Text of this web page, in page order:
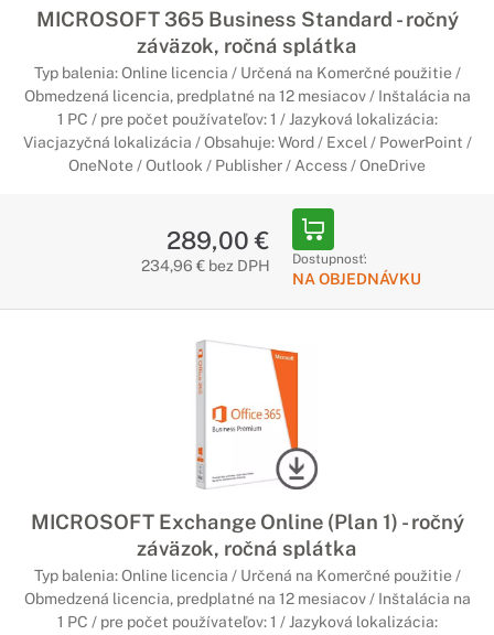
navrhujete produkty, tvoríte grafiku alebo spravujete svoje
dáta, s použitím príslušného špecializovaného softvéru.
MICROSOFT 365 Business Standard - ročný
záväzok, ročná splátka
Typ balenia: Online licencia / Určená na Komerčné použitie /
Obmedzená licencia, predplatné na 12 mesiacov / Inštalácia na
1 PC / pre počet používateľov: 1 / Jazyková lokalizácia:
Viacjazyčná lokalizácia / Obsahuje: Word / Excel / PowerPoint /
OneNote / Outlook / Publisher / Access / OneDrive
289,00 €
234,96 € bez DPH Dostupnosť:
NA OBJEDNÁVKU
MICROSOFT Exchange Online (Plan 1) - ročný
záväzok, ročná splátka
Typ balenia: Online licencia / Určená na Komerčné použitie /
Obmedzená licencia, predplatné na 12 mesiacov / Inštalácia na
1 PC / pre počet používateľov: 1 / Jazyková lokalizácia: